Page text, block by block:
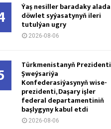
Ýaş ne­sil­ler ba­ra­da­ky ala­da
döw­let sy­ýa­sa­ty­nyň ile­ri
tu­tul­ýan ug­ry
2026-08-06
Türkmenistanyň Prezidenti
Şweýsariýa
Konfederasiýasynyň wise-
prezidenti, Daşary işler
federal departamentiniň
başlygyny kabul etdi
2026-08-06